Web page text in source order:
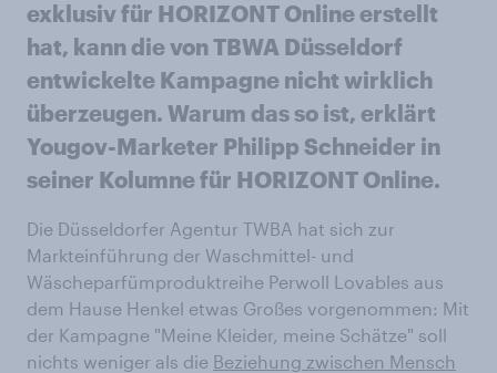
exklusiv für HORIZONT Online erstellt
hat, kann die von TBWA Düsseldorf
entwickelte Kampagne nicht wirklich
überzeugen. Warum das so ist, erklärt
Yougov-Marketer Philipp Schneider in
seiner Kolumne für HORIZONT Online.
Die Düsseldorfer Agentur TWBA hat sich zur
Markteinführung der Waschmittel- und
Wäscheparfümproduktreihe Perwoll Lovables aus
dem Hause Henkel etwas Großes vorgenommen: Mit
der Kampagne "Meine Kleider, meine Schätze" soll
nichts weniger als die Beziehung zwischen Mensch